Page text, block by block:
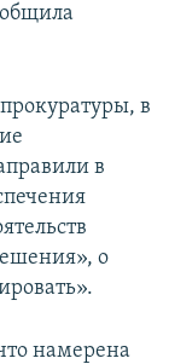
в
в
о
намерена